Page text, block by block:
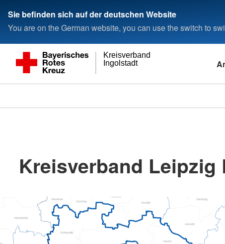
Sie befinden sich auf der deutschen Website
You are on the German website, you can use the switch to
Ingolstadt
Kreisverband
Kreisverband Leipzig